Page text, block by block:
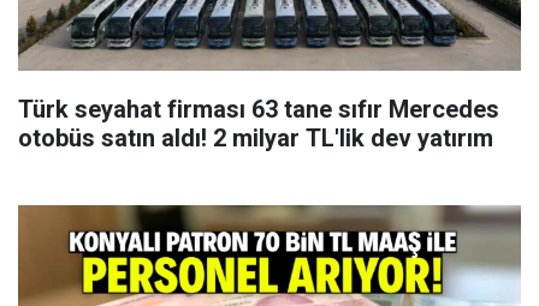
Türk seyahat firması 63 tane sıfır Mercedes
otobüs satın aldı! 2 milyar TL'lik dev yatırım